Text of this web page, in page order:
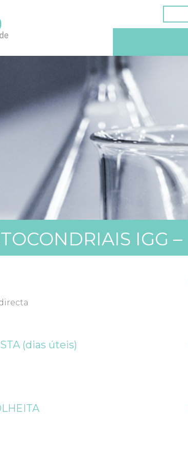
IGG –
(dias úteis)